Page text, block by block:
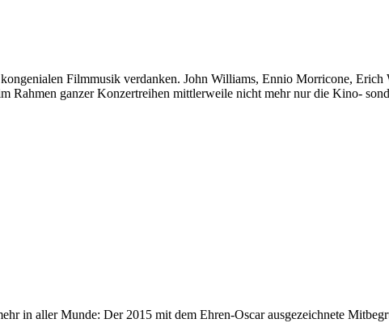
Filmmusik verdanken. John Williams, Ennio Morricone,
Rahmen ganzer Konzertreihen mittlerweile nicht mehr nur die Kino-
in aller Munde: Der 2015 mit dem Ehren-Oscar ausgezeichnete